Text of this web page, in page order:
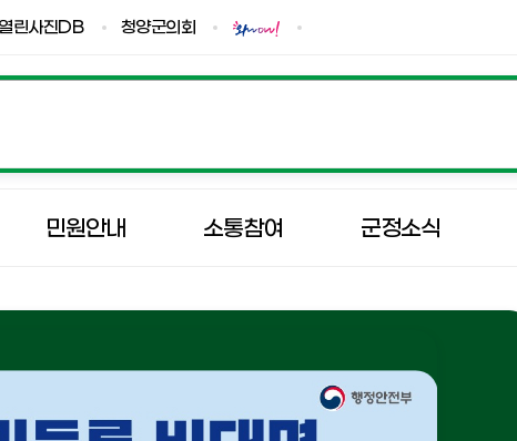
열린사진DB 청양군의회
민원안내 소통참여 군정소식